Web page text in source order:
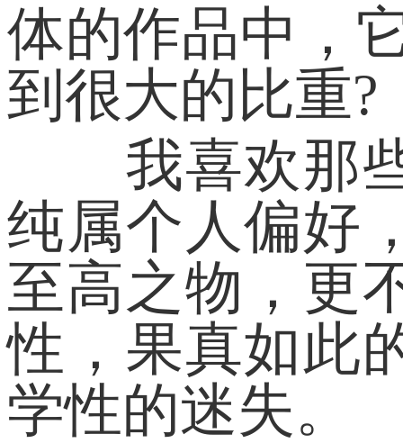
体的作品中，
到很大的比重?
我喜欢那些
纯属个人偏好
至高之物，更
性，果真如此
学性的迷失。